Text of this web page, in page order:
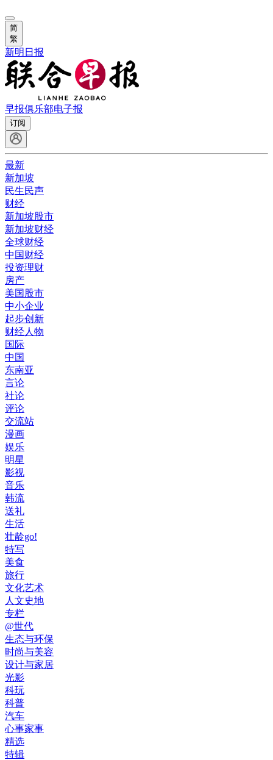
简
繁
新明日报
早报俱乐部电子报
订阅
最新
新加坡
民生民声
财经
新加坡股市
新加坡财经
全球财经
中国财经
投资理财
房产
美国股市
中小企业
起步创新
财经人物
国际
中国
东南亚
言论
社论
评论
交流站
漫画
娱乐
明星
影视
音乐
韩流
送礼
生活
壮龄go!
特写
美食
旅行
文化艺术
人文史地
专栏
@世代
生态与环保
时尚与美容
设计与家居
光影
科玩
科普
汽车
心事家事
精选
特辑